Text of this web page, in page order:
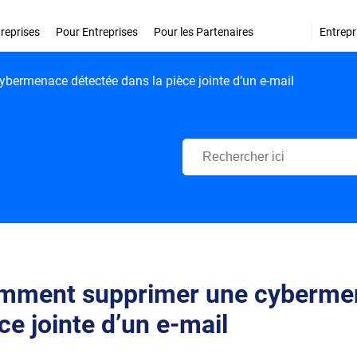
Pour Entreprises Pour les Partenaires
détectée dans la pièce jointe d’un e-mail
Centre d'Assistance
supprimer une
jointe d’un e-mail